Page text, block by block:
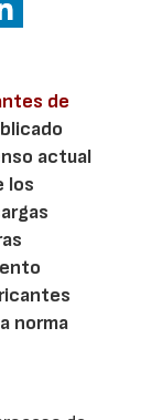
de
actual
los
norma